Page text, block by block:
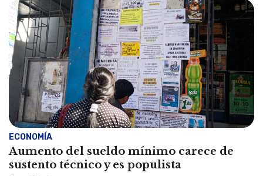
ECONOMÍA
Aumento del sueldo mínimo carece de
sustento técnico y es populista